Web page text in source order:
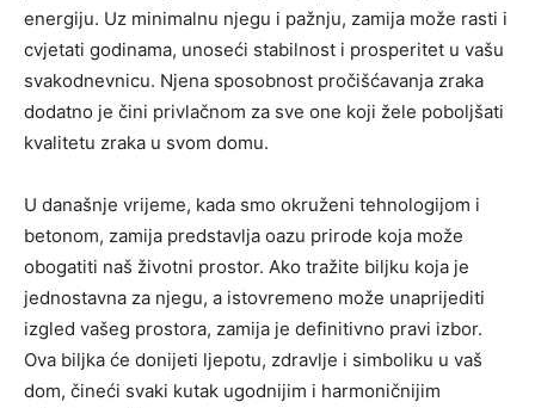
energiju. Uz minimalnu njegu i pažnju, zamija može rasti i
cvjetati godinama, unoseći stabilnost i prosperitet u vašu
svakodnevnicu. Njena sposobnost pročišćavanja zraka
dodatno je čini privlačnom za sve one koji žele poboljšati
kvalitetu zraka u svom domu.
U današnje vrijeme, kada smo okruženi tehnologijom i
betonom, zamija predstavlja oazu prirode koja može
obogatiti naš životni prostor. Ako tražite biljku koja je
jednostavna za njegu, a istovremeno može unaprijediti
izgled vašeg prostora, zamija je definitivno pravi izbor.
Ova biljka će donijeti ljepotu, zdravlje i simboliku u vaš
dom, čineći svaki kutak ugodnijim i harmoničnijim